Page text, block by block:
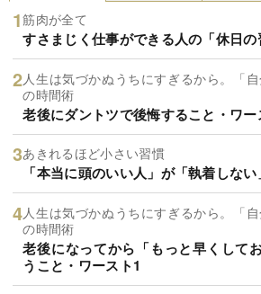
筋肉が全て
すさまじく仕事ができる人の「休日
人生は気づかぬうちにすぎるから。「
の時間術
老後にダントツで後悔すること・ワー
あきれるほど小さい習慣
「本当に頭のいい人」が「執着しな
人生は気づかぬうちにすぎるから。「
の時間術
老後になってから「もっと早くして
うこと・ワースト1